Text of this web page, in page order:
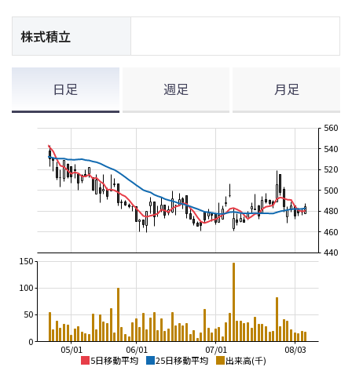
株式積立
日足 週足 月足
5日移動平均 25日移動平均 出来高(千)
08/03
07/01
06/01
05/01
440
460
480
500
520
540
560
0
50
100
150